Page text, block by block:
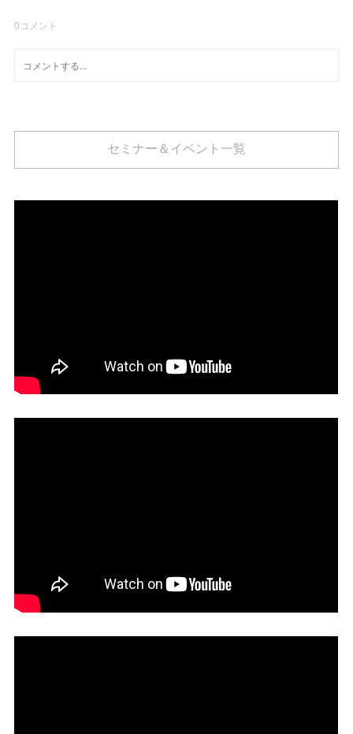
0コメント
セミナー＆イベント一覧